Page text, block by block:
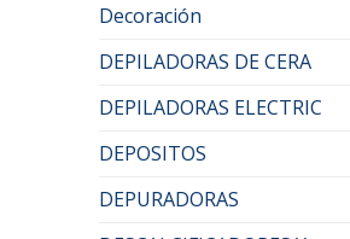
Decoración
DEPILADORAS DE CERA
DEPILADORAS ELECTRIC
DEPOSITOS
DEPURADORAS